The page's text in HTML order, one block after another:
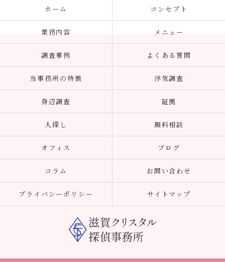
ホーム コンセプト
業務内容 メニュー
調査事例 よくある質問
当事務所の特徴 浮気調査
身辺調査 証拠
人探し 無料相談
オフィス ブログ
コラム お問い合わせ
プライバシーポリシー サイトマップ